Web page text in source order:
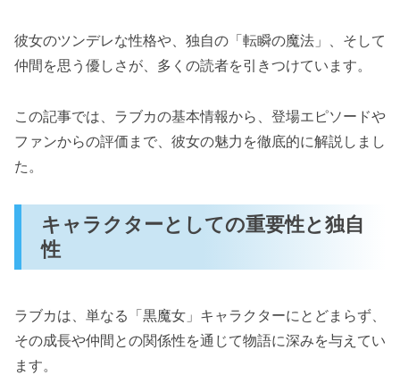
彼女のツンデレな性格や、独自の「転瞬の魔法」、そして
仲間を思う優しさが、多くの読者を引きつけています。
この記事では、ラブカの基本情報から、登場エピソードや
ファンからの評価まで、彼女の魅力を徹底的に解説しまし
た。
キャラクターとしての重要性と独自
性
ラブカは、単なる「黒魔女」キャラクターにとどまらず、
その成長や仲間との関係性を通じて物語に深みを与えてい
ます。